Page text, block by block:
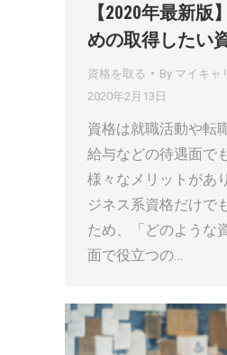
【2020年最新
めの取得したい
資格を取る By マイキャ
2020年2月13日
資格は就職活動や転
給与などの待遇面で
様々なメリットがあ
ジネス系資格だけで
ため、「どのような
面で役立つの…